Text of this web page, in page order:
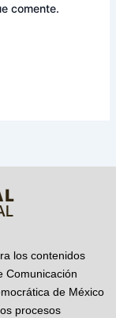
comente.
los contenidos
Comunicación
de México
procesos